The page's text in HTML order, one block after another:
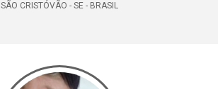
SÃO CRISTÓVÃO - SE - BRASIL